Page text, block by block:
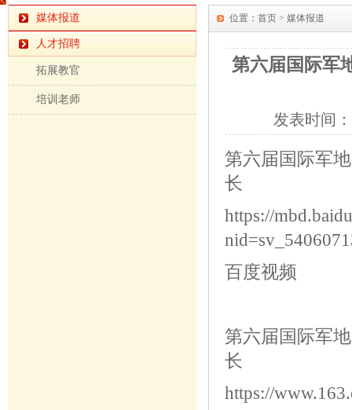
媒体报道
人才招聘
拓展教官
培训老师
位置： 首页 > 媒体报道
第六届国际军
发表时间：
第六届国际军
长
https://
百度视频
第六届国际军
长
https://